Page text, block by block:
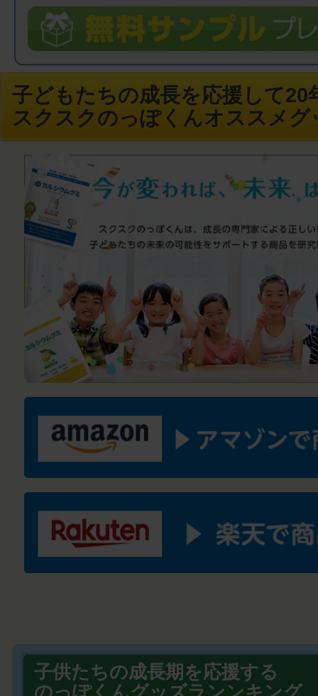
子どもたちの成長を応援して20
スクスクのっぽくんオススメグ
子供たちの成長期を応援する
のっぽくんグッズランンキング